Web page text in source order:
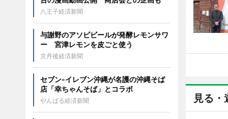
見る・
八王子経済新聞
与謝野のアソビビールが発酵レモンサワ
ー 宮津レモンを皮ごと使う
京丹後経済新聞
セブン‐イレブン沖縄が名護の沖縄そば
店「幸ちゃんそば」とコラボ
やんばる経済新聞